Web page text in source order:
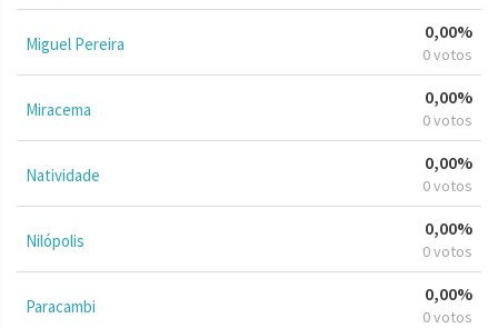
Miguel Pereira
0,00%
0 votos
Miracema
0,00%
0 votos
Natividade
0,00%
0 votos
Nilópolis
0,00%
0 votos
Paracambi
0,00%
0 votos